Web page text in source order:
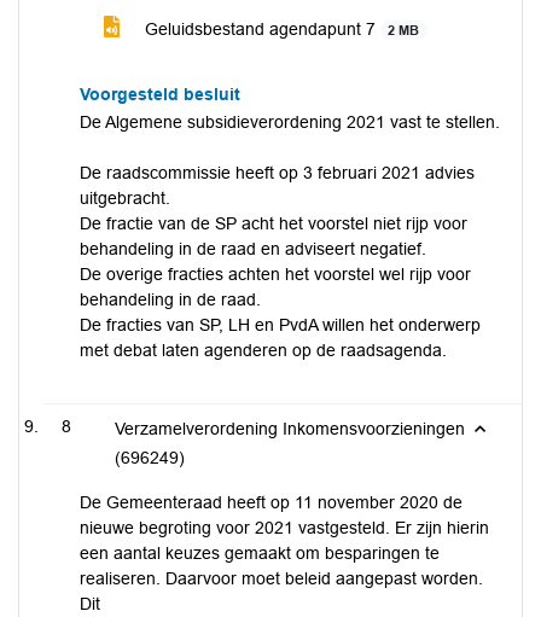
Geluidsbestand agendapunt 7 2 MB
Voorgesteld besluit
De Algemene subsidieverordening 2021 vast te stellen.
De raadscommissie heeft op 3 februari 2021 advies
uitgebracht.
De fractie van de SP acht het voorstel niet rijp voor
behandeling in de raad en adviseert negatief.
De overige fracties achten het voorstel wel rijp voor
behandeling in de raad.
De fracties van SP, LH en PvdA willen het onderwerp
met debat laten agenderen op de raadsagenda.
8
Verzamelverordening Inkomensvoorzieningen
(696249)
De Gemeenteraad heeft op 11 november 2020 de
nieuwe begroting voor 2021 vastgesteld. Er zijn hierin
een aantal keuzes gemaakt om besparingen te
realiseren. Daarvoor moet beleid aangepast worden.
Dit